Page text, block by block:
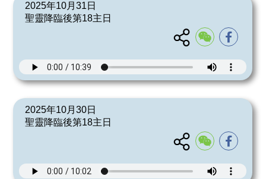
2025年10月31日
聖靈降臨後第18主日
2025年10月30日
聖靈降臨後第18主日